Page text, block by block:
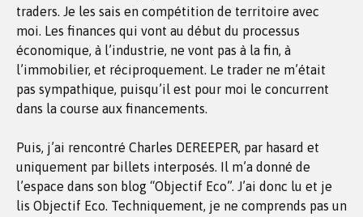
traders. Je les sais en compétition de territoire avec
moi. Les finances qui vont au début du processus
économique, à l’industrie, ne vont pas à la fin, à
l’immobilier, et réciproquement. Le trader ne m’était
pas sympathique, puisqu’il est pour moi le concurrent
dans la course aux financements.
Puis, j’ai rencontré Charles DEREEPER, par hasard et
uniquement par billets interposés. Il m’a donné de
l’espace dans son blog “Objectif Eco”. J’ai donc lu et je
lis Objectif Eco. Techniquement, je ne comprends pas un